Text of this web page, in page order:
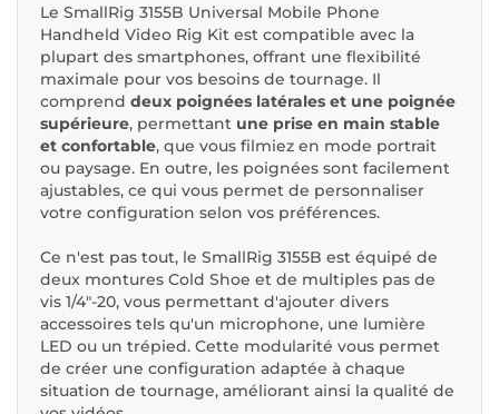
Le SmallRig 3155B Universal Mobile Phone
Handheld Video Rig Kit est compatible avec la
plupart des smartphones, offrant une flexibilité
maximale pour vos besoins de tournage. Il
comprend deux poignées latérales et une poignée
supérieure, permettant une prise en main stable
et confortable, que vous filmiez en mode portrait
ou paysage. En outre, les poignées sont facilement
ajustables, ce qui vous permet de personnaliser
votre configuration selon vos préférences.
Ce n'est pas tout, le SmallRig 3155B est équipé de
deux montures Cold Shoe et de multiples pas de
vis 1/4"-20, vous permettant d'ajouter divers
accessoires tels qu'un microphone, une lumière
LED ou un trépied. Cette modularité vous permet
de créer une configuration adaptée à chaque
situation de tournage, améliorant ainsi la qualité de